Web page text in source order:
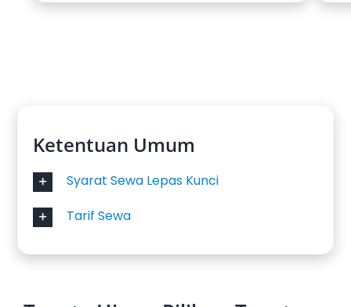
Ketentuan Umum
Syarat Sewa Lepas Kunci
Tarif Sewa